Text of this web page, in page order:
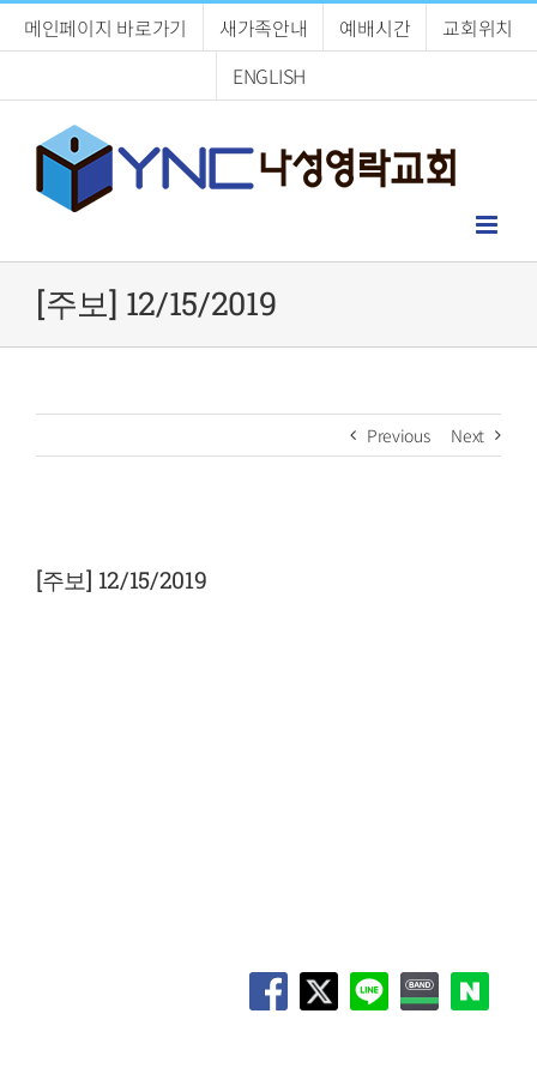
메인페이지 바로가기 새가족안내 예배시간
교회위치
ENGLISH
[주보] 12/15/2019
Previous Next
Larger
Image
[주보] 12/15/2019